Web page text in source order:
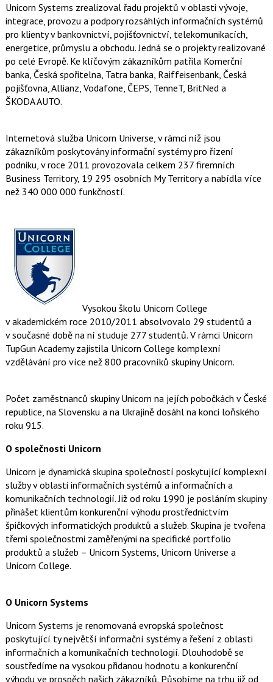
Unicorn Systems zrealizoval řadu projektů v oblasti vývoje,
integrace, provozu a podpory rozsáhlých informačních systémů
pro klienty v bankovnictví, pojišťovnictví, telekomunikacích,
energetice, průmyslu a obchodu. Jedná se o projekty realizované
po celé Evropě. Ke klíčovým zákazníkům patřila Komerční
banka, Česká spořitelna, Tatra banka, Raiffeisenbank, Česká
pojišťovna, Allianz, Vodafone, ČEPS, TenneT, BritNed a
ŠKODA AUTO.
Internetová služba Unicorn Universe, v rámci níž jsou
zákazníkům poskytovány informační systémy pro řízení
podniku, v roce 2011 provozovala celkem 237 firemních
Business Territory, 19 295 osobních My Territory a nabídla více
než 340 000 000 funkčností.
Vysokou školu Unicorn College
v akademickém roce 2010/2011 absolvovalo 29 studentů a
v současné době na ní studuje 277 studentů. V rámci Unicorn
TupGun Academy zajistila Unicorn College komplexní
vzdělávání pro více než 800 pracovníků skupiny Unicorn.
Počet zaměstnanců skupiny Unicorn na jejích pobočkách v České
republice, na Slovensku a na Ukrajině dosáhl na konci loňského
roku 915.
O společnosti Unicorn
Unicorn je dynamická skupina společností poskytující komplexní
služby v oblasti informačních systémů a informačních a
komunikačních technologií. Již od roku 1990 je posláním skupiny
přinášet klientům konkurenční výhodu prostřednictvím
špičkových informatických produktů a služeb. Skupina je tvořena
třemi společnostmi zaměřenými na specifické portfolio
produktů a služeb – Unicorn Systems, Unicorn Universe a
Unicorn College.
O Unicorn Systems
Unicorn Systems je renomovaná evropská společnost
poskytující ty největší informační systémy a řešení z oblasti
informačních a komunikačních technologií. Dlouhodobě se
soustředíme na vysokou přidanou hodnotu a konkurenční
výhodu ve prospěch našich zákazníků. Působíme na trhu již od